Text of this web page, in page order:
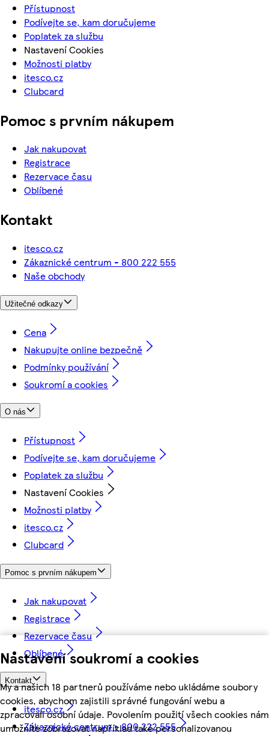
Nastavení soukromí a cookies
My a našich 18 partnerů používáme nebo ukládáme soubory
cookies, abychom zajistili správné fungování webu a
zpracovali osobní údaje. Povolením použití všech cookies nám
umožníte zobrazovat například také personalizovanou
Přístupnost
Podívejte se, kam doručujeme
Poplatek za službu
Nastavení Cookies
Možnosti platby
itesco.cz
Clubcard
Pomoc s prvním nákupem
Jak nakupovat
Registrace
Rezervace času
Oblíbené
Kontakt
itesco.cz
Zákaznické centrum - 800 222 555
Naše obchody
Užitečné odkazy
Cena
Nakupujte online bezpečně
Podmínky používání
Soukromí a cookies
O nás
Přístupnost
Podívejte se, kam doručujeme
Poplatek za službu
Nastavení Cookies
Možnosti platby
itesco.cz
Clubcard
Pomoc s prvním nákupem
Jak nakupovat
Registrace
Rezervace času
Oblíbené
Kontakt
itesco.cz
Zákaznické centrum - 800 222 555